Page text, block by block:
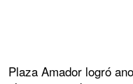
Plaza Amador logró